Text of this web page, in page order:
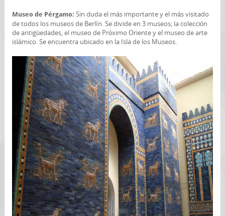
Museo de Pérgamo: Sin duda el más importante y el más visitado
de todos los museos de Berlín. Se divide en 3 museos; la colección
de antigüedades, el museo de Próximo Oriente y el museo de arte
islámico. Se encuentra ubicado en la Isla de los Museos.